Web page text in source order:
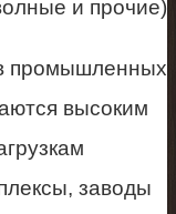
и прочие)
промышленных
высоким
заводы